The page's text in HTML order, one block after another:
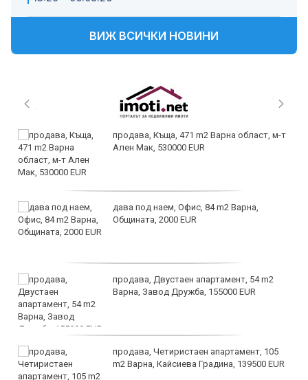
ВИЖ ВСИЧКИ НОВИНИ
продава, Къща, 471 m2 Варна област, м-т
Ален Мак, 530000 EUR
дава под наем, Офис, 84 m2 Варна,
Общината, 2000 EUR
продава, Двустаен апартамент, 54 m2
Варна, Завод Дружба, 155000 EUR
продава, Четиристаен апартамент, 105
m2 Варна, Кайсиева Градина, 139500 EUR